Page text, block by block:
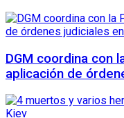
DGM coordina con
aplicación de